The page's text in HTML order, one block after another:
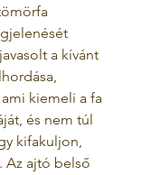
a kívánt
kiemeli a fa
és nem túl
kifakuljon,
Az ajtó belső